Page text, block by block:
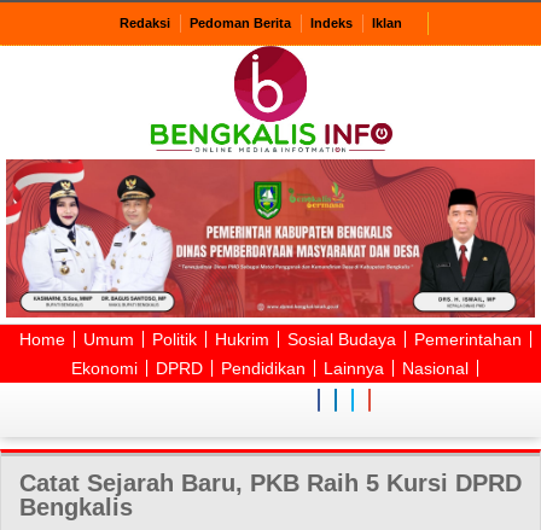
Redaksi Pedoman Berita Indeks Iklan
Home Umum Politik Hukrim Sosial Budaya
Pemerintahan
Ekonomi
DPRD Pendidikan Lainnya Nasional
Catat Sejarah Baru, PKB Raih 5 Kursi DPRD
Bengkalis